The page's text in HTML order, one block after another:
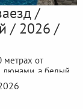
/
/ 2026 /
метрах от
дюнами, а белый